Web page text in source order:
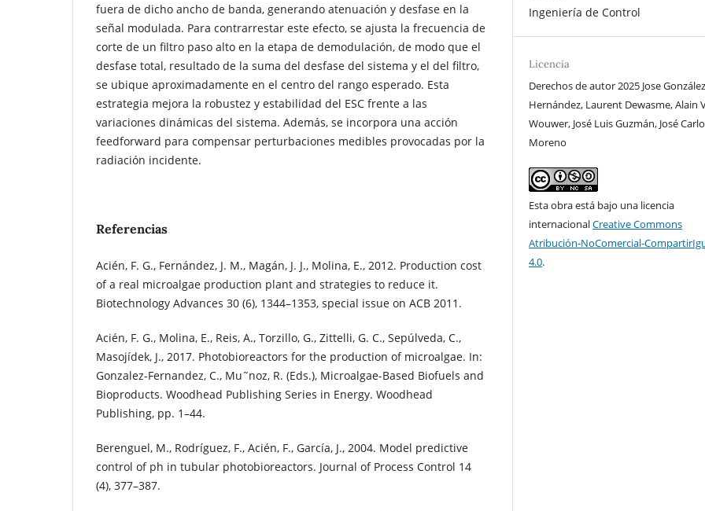
fuera de dicho ancho de banda, generando atenuación y desfase en la
señal modulada. Para contrarrestar este efecto, se ajusta la frecuencia de
corte de un filtro paso alto en la etapa de demodulación, de modo que el
desfase total, resultado de la suma del desfase del sistema y el del filtro,
se ubique aproximadamente en el centro del rango esperado. Esta
estrategia mejora la robustez y estabilidad del ESC frente a las
variaciones dinámicas del sistema. Además, se incorpora una acción
feedforward para compensar perturbaciones medibles provocadas por la
radiación incidente.
Referencias
Acién, F. G., Fernández, J. M., Magán, J. J., Molina, E., 2012. Production cost
of a real microalgae production plant and strategies to reduce it.
Biotechnology Advances 30 (6), 1344–1353, special issue on ACB 2011.
Acién, F. G., Molina, E., Reis, A., Torzillo, G., Zittelli, G. C., Sepúlveda, C.,
Masojídek, J., 2017. Photobioreactors for the production of microalgae. In:
Gonzalez-Fernandez, C., Mu˜noz, R. (Eds.), Microalgae-Based Biofuels and
Bioproducts. Woodhead Publishing Series in Energy. Woodhead
Publishing, pp. 1–44.
Berenguel, M., Rodríguez, F., Acién, F., García, J., 2004. Model predictive
control of ph in tubular photobioreactors. Journal of Process Control 14
(4), 377–387.
Ingeniería de Control
Licencia
Derechos de autor 2025 Jose
Hernández, Laurent Dewasme, Alain
Wouwer, José Luis Guzmán, José
Moreno
Esta obra está bajo una licencia
internacionalCreative Commons
Atribución-NoComercial-
4.0.